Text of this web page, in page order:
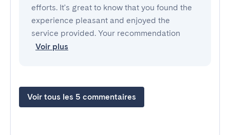
efforts. It's great to know that you found the
experience pleasant and enjoyed the
service provided. Your recommendation
Voir plus
Voir tous les 5 commentaires